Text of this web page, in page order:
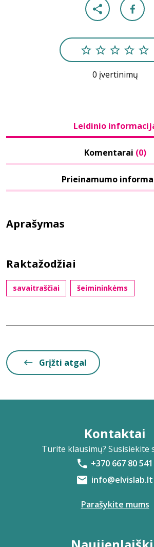
0 įvertinimų
Leidinio
Komentarai (0)
Prieinamumo
Aprašymas
Raktažodžiai
savaitraščiai šeimininkėms
Grįžti atgal
Kontaktai
Turite klausimų? Susisiekite
+370 667 80 541
info@elvislab.lt
Parašykite mums